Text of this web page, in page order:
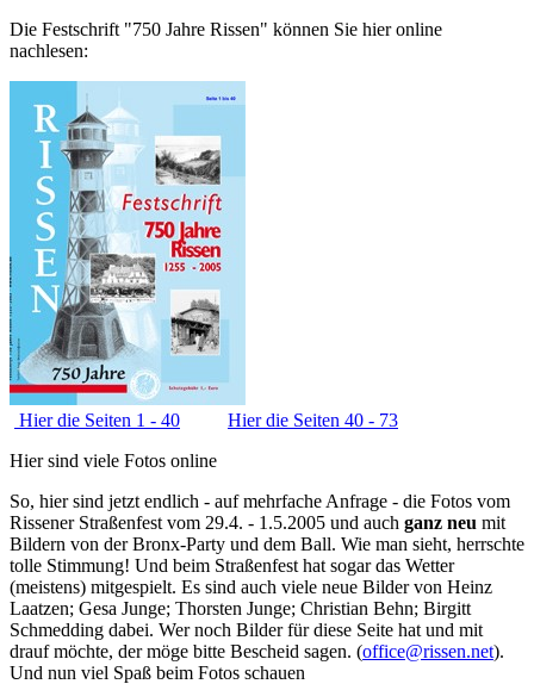
Die Festschrift "750 Jahre Rissen" können Sie hier online
nachlesen:
Hier die Seiten 1 - 40
Hier die Seiten 40 - 73
Hier sind viele Fotos online
So, hier sind jetzt endlich - auf mehrfache Anfrage - die Fotos vom
Rissener Straßenfest vom 29.4. - 1.5.2005 und auch ganz neu mit
Bildern von der Bronx-Party und dem Ball. Wie man sieht, herrschte
tolle Stimmung! Und beim Straßenfest hat sogar das Wetter
(meistens) mitgespielt. Es sind auch viele neue Bilder von Heinz
Laatzen; Gesa Junge; Thorsten Junge; Christian Behn; Birgitt
Schmedding dabei. Wer noch Bilder für diese Seite hat und mit
drauf möchte, der möge bitte Bescheid sagen. (office@rissen.net).
Und nun viel Spaß beim Fotos schauen